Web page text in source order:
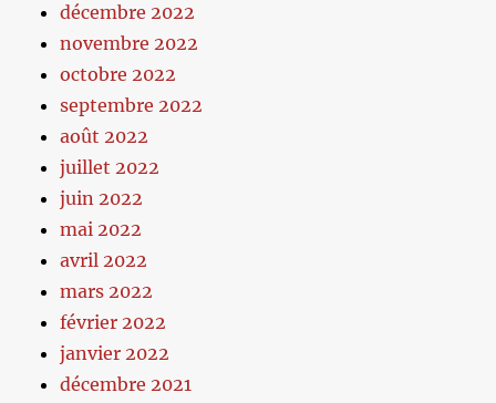
décembre 2022
novembre 2022
octobre 2022
septembre 2022
août 2022
juillet 2022
juin 2022
mai 2022
avril 2022
mars 2022
février 2022
janvier 2022
décembre 2021